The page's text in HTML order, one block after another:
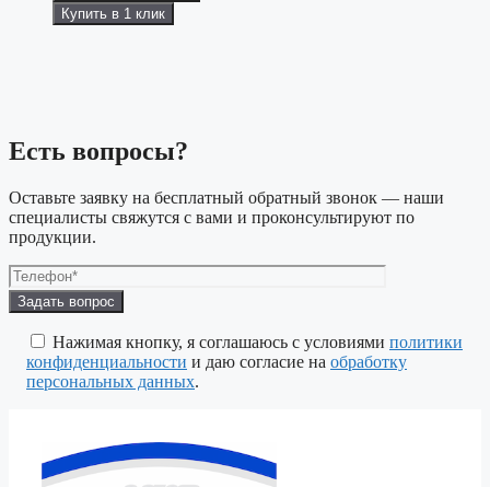
Купить в 1 клик
Есть вопросы?
Оставьте заявку на бесплатный обратный звонок — наши
специалисты свяжутся с вами и проконсультируют по
продукции.
Оставьте
это
поле
пустым.
Нажимая кнопку, я соглашаюсь с условиями политики
конфиденциальности и даю согласие на обработку
персональных данных.